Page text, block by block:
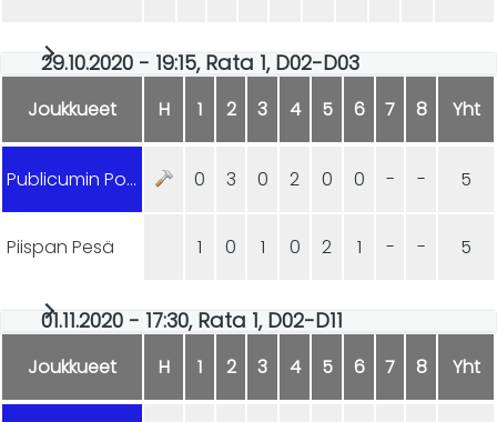
29.10.2020 - 19:15, Rata 1, D02-D03
Joukkueet H 1 2 3 4 5 6 7 8 Yht
Publicumin Ponnistus 0 3 0 2 0 0 - - 5
Piispan Pesä 1 0 1 0 2 1 - - 5
01.11.2020 - 17:30, Rata 1, D02-D11
Joukkueet H 1 2 3 4 5 6 7 8 Yht